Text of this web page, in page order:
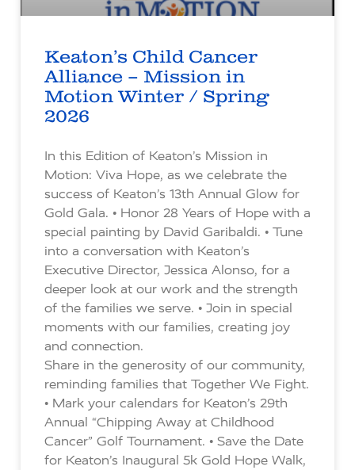
Keaton’s Child Cancer
Alliance – Mission in
Motion Winter / Spring
2026
In this Edition of Keaton’s Mission in
Motion: Viva Hope, as we celebrate the
success of Keaton’s 13th Annual Glow for
Gold Gala. • Honor 28 Years of Hope with a
special painting by David Garibaldi. • Tune
into a conversation with Keaton’s
Executive Director, Jessica Alonso, for a
deeper look at our work and the strength
of the families we serve. • Join in special
moments with our families, creating joy
and connection.
Share in the generosity of our community,
reminding families that Together We Fight.
• Mark your calendars for Keaton’s 29th
Annual “Chipping Away at Childhood
Cancer” Golf Tournament. • Save the Date
for Keaton’s Inaugural 5k Gold Hope Walk,